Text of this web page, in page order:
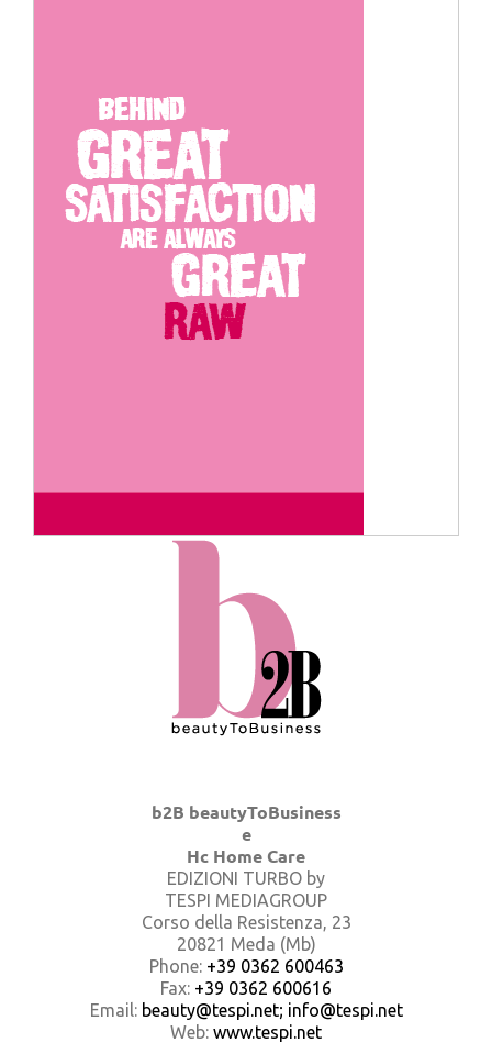
b2B beautyToBusiness
e
Hc Home Care
EDIZIONI TURBO by
TESPI MEDIAGROUP
Corso della Resistenza, 23
20821 Meda (Mb)
Phone: +39 0362 600463
Fax: +39 0362 600616
Email: beauty@tespi.net; info@tespi.net
Web: www.tespi.net